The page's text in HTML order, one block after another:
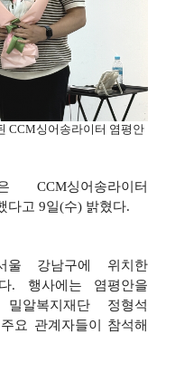
CCM싱어송라이터 염평안
CCM싱어송라이터
다고 9일(수) 밝혔다.
울 강남구에 위치한
. 행사에는 염평안을
알복지재단 정형석
요 관계자들이 참석해